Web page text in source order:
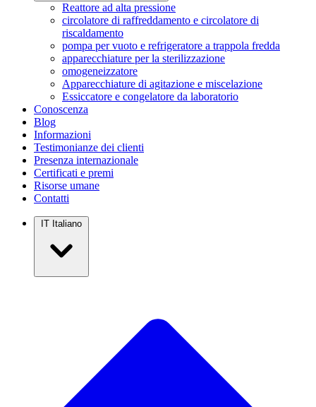
Reattore ad alta pressione
circolatore di raffreddamento e circolatore di
riscaldamento
pompa per vuoto e refrigeratore a trappola fredda
apparecchiature per la sterilizzazione
omogeneizzatore
Apparecchiature di agitazione e miscelazione
Essiccatore e congelatore da laboratorio
Conoscenza
Blog
Informazioni
Testimonianze dei clienti
Presenza internazionale
Certificati e premi
Risorse umane
Contatti
IT Italiano